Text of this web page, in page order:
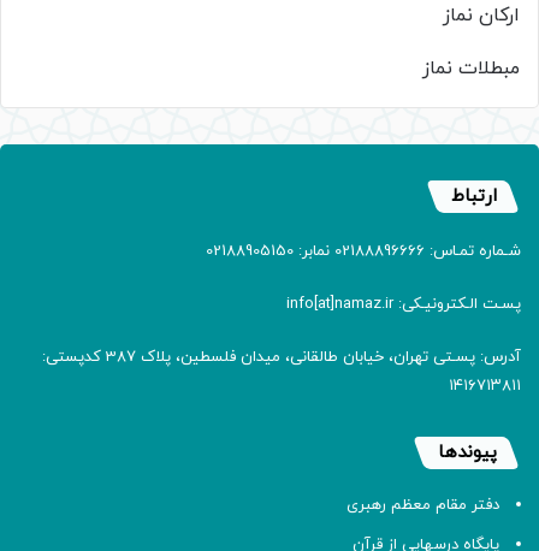
ارکان نماز
مبطلات نماز
ارتباط
شـماره تمـاس: 02188896666 نمابر: 02188905150
پسـت الـکترونیـکی: info[at]namaz.ir
آدرس: پسـتی تهران، خیابان طالقانی، میدان فلسطین، پلاک 387 کدپستی:
۱۴۱۶۷۱۳۸۱۱
پیوندها
دفتر مقام معظم رهبری
پایگاه درسهایی از قرآن